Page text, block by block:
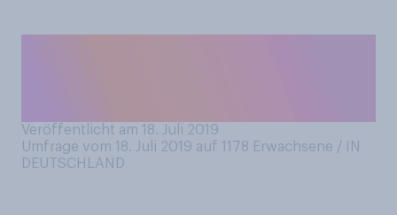
Veröffentlicht am 18. Juli 2019
Umfrage vom 18. Juli 2019 auf 1178 Erwachsene / IN
DEUTSCHLAND